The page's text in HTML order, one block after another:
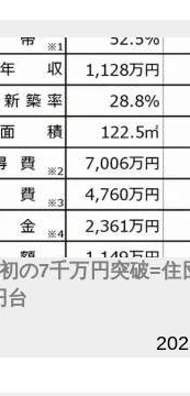
の7千万円突破=住
台